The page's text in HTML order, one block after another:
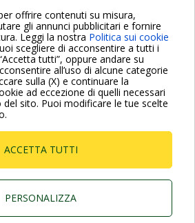
offrire contenuti su misura,
gli annunci pubblicitari e fornire
Leggi la nostra Politica sui cookie
scegliere di acconsentire a tutti i
tutti”, oppure andare su
all’uso di alcune categorie
sulla (X) e continuare la
ad eccezione di quelli necessari
sito. Puoi modificare le tue scelte
ACCETTA TUTTI
PERSONALIZZA
per la prima pagina.
consulta anche le Domande più
Frequenti
Padova N. 328200- Cap.